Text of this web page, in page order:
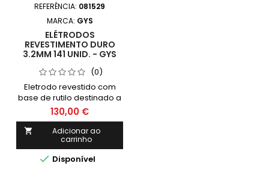
REFERÊNCIA: 081529
MARCA: GYS
ELÉTRODOS
REVESTIMENTO DURO
3.2MM 141 UNID. - GYS
(0)
Eletrodo revestido com
base de rutilo destinado a
revestimentos duros.Muito
boa resistência à abrasão
e ao impacto.Excelente
soldabilidade e fusão
suave.
130,00 €

Adicionar ao
carrinho
 Disponível